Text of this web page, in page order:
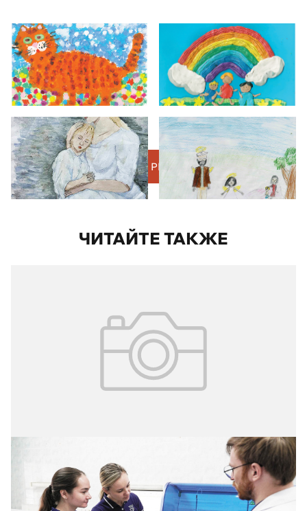
Скачать материал в PDF
ЧИТАЙТЕ ТАКЖЕ
Роль лабораторной диагностики в
медицинском научном учреждении